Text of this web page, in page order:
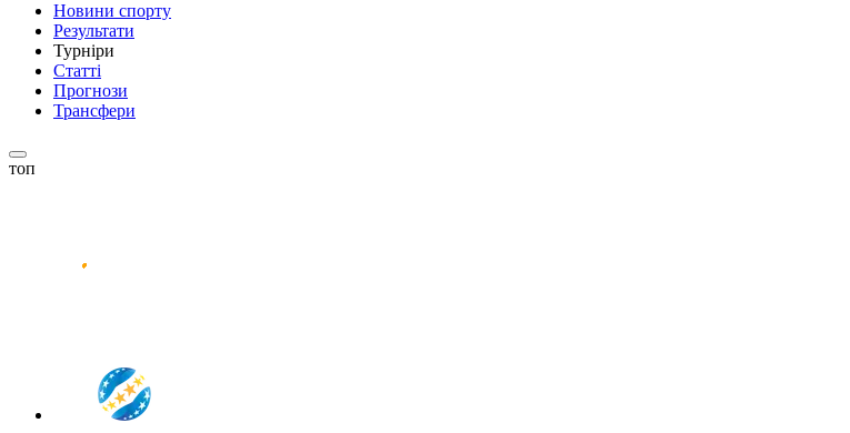
Новини спорту
Результати
Турніри
Статті
Прогнози
Трансфери
топ